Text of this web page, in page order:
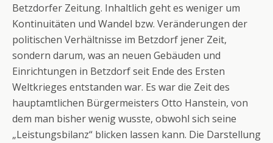
Betzdorfer Zeitung. Inhaltlich geht es weniger um
Kontinuitäten und Wandel bzw. Veränderungen der
politischen Verhältnisse im Betzdorf jener Zeit,
sondern darum, was an neuen Gebäuden und
Einrichtungen in Betzdorf seit Ende des Ersten
Weltkrieges entstanden war. Es war die Zeit des
hauptamtlichen Bürgermeisters Otto Hanstein, von
dem man bisher wenig wusste, obwohl sich seine
„Leistungsbilanz“ blicken lassen kann. Die Darstellung